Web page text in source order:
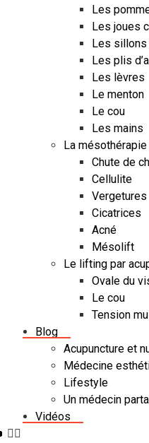
Les
Les joues
Les sillons
Les plis
Les lèvres
Le menton
Le cou
Les mains
La
Chute de
Cellulite
Vergetures
Cicatrices
Acné
Mésolift
Le lifting par
Ovale du
Le cou
Tension
Blog
Acupuncture et
Médecine
Lifestyle
Un médecin
Vidéos